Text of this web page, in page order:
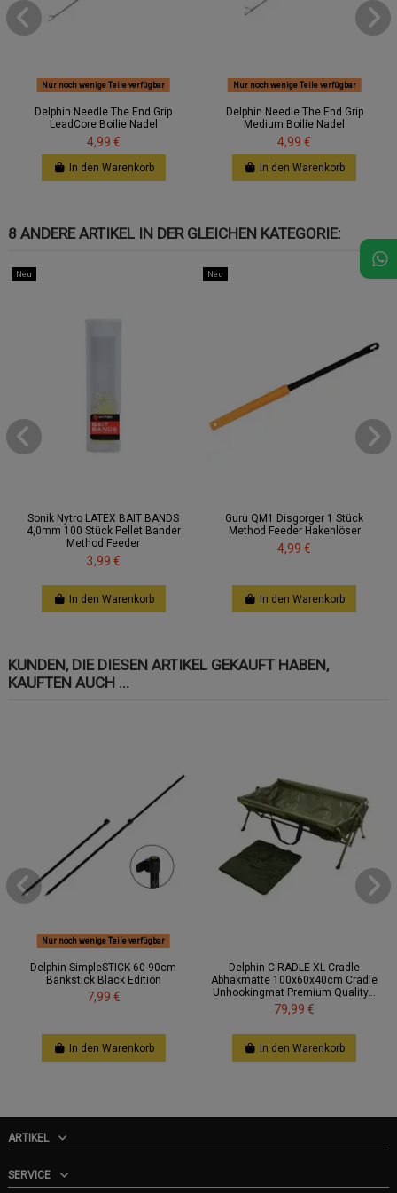
Nur noch wenige Teile verfügbar
Delphin Needle The End Grip
LeadCore Boilie Nadel
4,99 €
In den Warenkorb
Nur noch wenige Teile verfügbar
Delphin Needle The End Grip
Medium Boilie Nadel
4,99 €
In den Warenkorb
8 ANDERE ARTIKEL IN DER GLEICHEN KATEGORIE:
Neu
Sonik Nytro LATEX BAIT BANDS
4,0mm 100 Stück Pellet Bander
Method Feeder
3,99 €
In den Warenkorb
Neu
Guru QM1 Disgorger 1 Stück
Method Feeder Hakenlöser
4,99 €
In den Warenkorb
KUNDEN, DIE DIESEN ARTIKEL GEKAUFT HABEN,
KAUFTEN AUCH ...
Nur noch wenige Teile verfügbar
Delphin SimpleSTICK 60-90cm
Bankstick Black Edition
7,99 €
In den Warenkorb
Delphin C-RADLE XL Cradle
Abhakmatte 100x60x40cm Cradle
Unhookingmat Premium Quality...
79,99 €
In den Warenkorb
ARTIKEL
SERVICE